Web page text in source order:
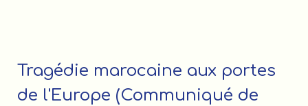
Tragédie marocaine aux portes
de l'Europe (Communiqué de